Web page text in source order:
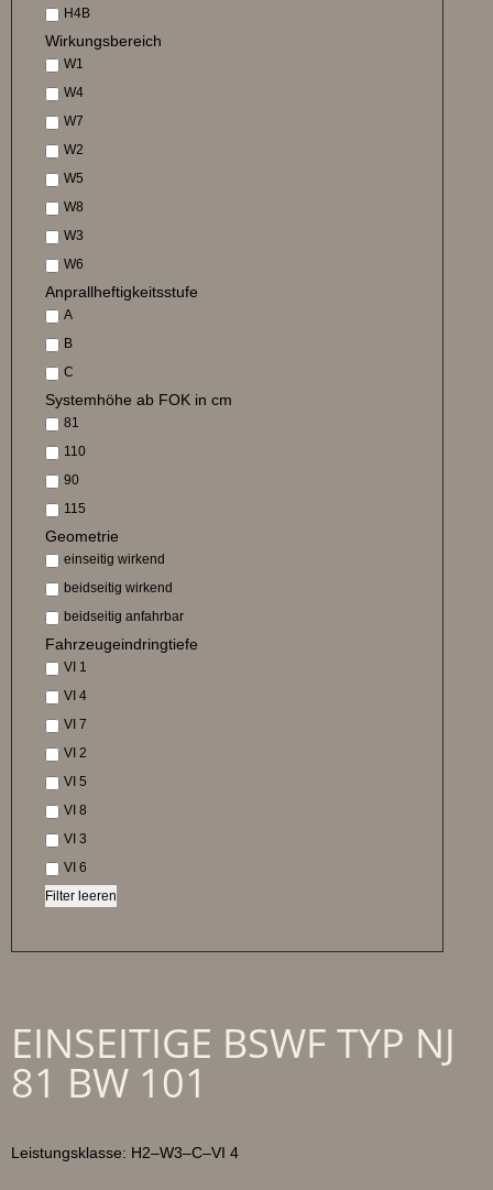
H4B
Wirkungsbereich
W1
W4
W7
W2
W5
W8
W3
W6
Anprallheftigkeitsstufe
A
B
C
Systemhöhe ab FOK in cm
81
110
90
115
Geometrie
einseitig wirkend
beidseitig wirkend
beidseitig anfahrbar
Fahrzeugeindringtiefe
VI 1
VI 4
VI 7
VI 2
VI 5
VI 8
VI 3
VI 6
Filter leeren
EINSEITIGE BSWF TYP NJ
81 BW 101
Leistungsklasse: H2–W3–C–VI 4